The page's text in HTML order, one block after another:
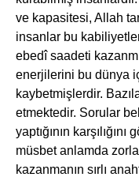
ve kapasitesi, Allah
insanlar bu
ebedî saadeti
enerjilerini bu dünya
kaybetmişlerdir.
etmektedir. Sorular
yaptığının
müsbet anlamda
kazanmanın sırlı